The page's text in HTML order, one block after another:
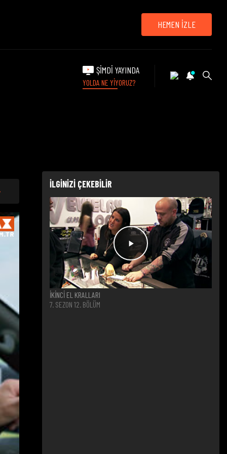
HEMEN İZLE
ŞİMDİ YAYINDA
YOLDA NE YİYORUZ?
İLGİNİZİ ÇEKEBİLİR
İKİNCİ EL KRALLARI
7. SEZON 12. BÖLÜM